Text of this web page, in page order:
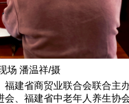
场 潘温祥/摄
建省商贸业联合会联合
、福建省中老年人养生